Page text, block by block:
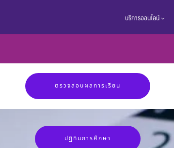
บริการออนไลน์
ตรวจสอบผลการเรียน
ปฏิทินการศึกษา